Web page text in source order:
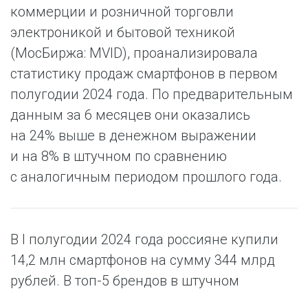
коммерции и розничной торговли
электроникой и бытовой техникой
(МосБиржа: MVID), проанализировала
статистику продаж смартфонов в первом
полугодии 2024 года. По предварительным
данным за 6 месяцев они оказались
на 24% выше в денежном выражении
и на 8% в штучном по сравнению
с аналогичным периодом прошлого года.
В I полугодии 2024 года россияне купили
14,2 млн смартфонов на сумму 344 млрд
рублей. В топ-5 брендов в штучном